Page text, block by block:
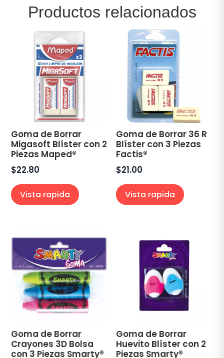
Productos relacionados
Goma de Borrar
Migasoft Blíster con 2
Piezas Maped®
$22.80
Vista rapida
Goma de Borrar 36 R
Blíster con 3 Piezas
Factis®
$21.00
Vista rapida
Goma de Borrar
Crayones 3D Bolsa
con 3 Piezas Smarty®
Goma de Borrar
Huevito Blíster con 2
Piezas Smarty®